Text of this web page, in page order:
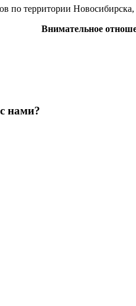
по территории
Внимательное
нами?